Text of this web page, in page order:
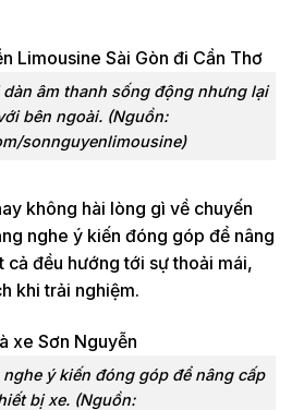
âm thanh sống động nhưng lại
bên ngoài. (Nguồn:
sonnguyenlimousine)
không hài lòng gì về chuyến
nghe ý kiến đóng góp để nâng
cả đều hướng tới sự thoải mái,
khi trải nghiệm.
ý kiến đóng góp để nâng cấp
bị xe. (Nguồn: